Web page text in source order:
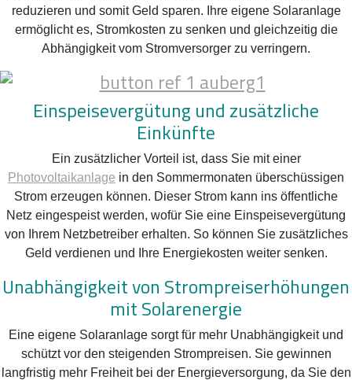
reduzieren und somit Geld sparen. Ihre eigene Solaranlage
ermöglicht es, Stromkosten zu senken und gleichzeitig die
Abhängigkeit vom Stromversorger zu verringern.
Einspeisevergütung und zusätzliche
Einkünfte
Ein zusätzlicher Vorteil ist, dass Sie mit einer
Photovoltaikanlage in den Sommermonaten überschüssigen
Strom erzeugen können. Dieser Strom kann ins öffentliche
Netz eingespeist werden, wofür Sie eine Einspeisevergütung
von Ihrem Netzbetreiber erhalten. So können Sie zusätzliches
Geld verdienen und Ihre Energiekosten weiter senken.
Unabhängigkeit von Strompreiserhöhungen
mit Solarenergie
Eine eigene Solaranlage sorgt für mehr Unabhängigkeit und
schützt vor den steigenden Strompreisen. Sie gewinnen
langfristig mehr Freiheit bei der Energieversorgung, da Sie den